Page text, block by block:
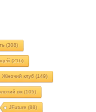
(308)
(216)
Жіночий клуб (149)
вік(105)
JFuture (88)